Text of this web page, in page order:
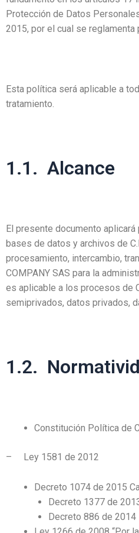
Protección de Datos
2015, por el cual se
Esta política será aplicable a
tratamiento.
1.1. Alcance
El presente documento
bases de datos y archivos de
procesamiento, intercambio,
COMPANY SAS para la
es aplicable a los procesos de
semiprivados, datos privados,
1.2.
Constitución Política de
– Ley 1581 de 2012
Decreto 1074 de 2015
Decreto 1377 de
Decreto 886 de 2014